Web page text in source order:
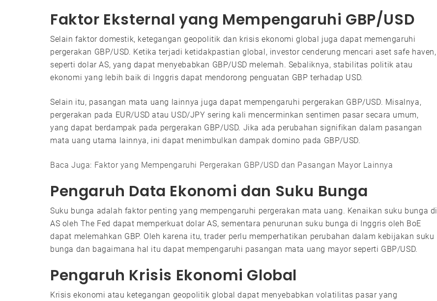
Faktor Eksternal yang Mempengaruhi GBP/USD
Selain faktor domestik, ketegangan geopolitik dan krisis ekonomi global juga dapat memengaruhi
pergerakan GBP/USD. Ketika terjadi ketidakpastian global, investor cenderung mencari aset safe haven,
seperti dolar AS, yang dapat menyebabkan GBP/USD melemah. Sebaliknya, stabilitas politik atau
ekonomi yang lebih baik di Inggris dapat mendorong penguatan GBP terhadap USD.
Selain itu, pasangan mata uang lainnya juga dapat mempengaruhi pergerakan GBP/USD. Misalnya,
pergerakan pada EUR/USD atau USD/JPY sering kali mencerminkan sentimen pasar secara umum,
yang dapat berdampak pada pergerakan GBP/USD. Jika ada perubahan signifikan dalam pasangan
mata uang utama lainnya, ini dapat menimbulkan dampak domino pada GBP/USD.
Baca Juga: Faktor yang Mempengaruhi Pergerakan GBP/USD dan Pasangan Mayor Lainnya
Pengaruh Data Ekonomi dan Suku Bunga
Suku bunga adalah faktor penting yang mempengaruhi pergerakan mata uang. Kenaikan suku bunga di
AS oleh The Fed dapat memperkuat dolar AS, sementara penurunan suku bunga di Inggris oleh BoE
dapat melemahkan GBP. Oleh karena itu, trader perlu memperhatikan perubahan dalam kebijakan suku
bunga dan bagaimana hal itu dapat mempengaruhi pasangan mata uang mayor seperti GBP/USD.
Pengaruh Krisis Ekonomi Global
Krisis ekonomi atau ketegangan geopolitik global dapat menyebabkan volatilitas pasar yang